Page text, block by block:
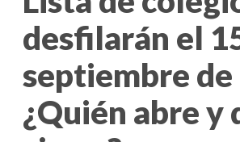
desfilarán el
septiembre de
¿Quién abre y